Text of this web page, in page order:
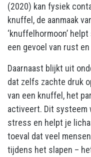
(2020) kan fysiek
knuffel, de aanmaak
‘knuffelhormoon’
een gevoel van rust
Daarnaast blijkt uit
dat zelfs zachte druk
van een knuffel, het
activeert. Dit systeem
stress en helpt je
toeval dat veel
tijdens het slapen –